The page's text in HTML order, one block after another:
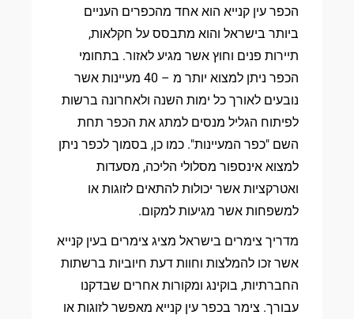
הכפר עין קנייא הוא אחד מהכפרים העניים
ביותר בישראל והוא מתבסס על חקלאות,
תיירות פנים וחוץ אשר מגיע לאזור. בתחומי
הכפר ניתן למצוא יותר מ – 40 מעיינות אשר
נובעים לאורך כל ימות השנה ולאחרונה ברשות
לפיתוח הגליל מנסים למתג את הכפר תחת
השם "כפר המעיינות". כמו כן, בסמוך לכפר ניתן
למצוא אינספור מסלולי הליכה, מסעדות
ואטרקציות אשר יכולות להתאים לזוגות או
למשפחות אשר מגיעות למקום.
מדריך צימרים בישראל מציג צימרים בעין קנייא
אשר זכו להמלצות וחוות דעת חיוביות ברשתות
החברתיות, בוקינג ומקורות אחרים שבדקנו
עבורך. צימר בכפר עין קנייא מאפשר לזוגות או